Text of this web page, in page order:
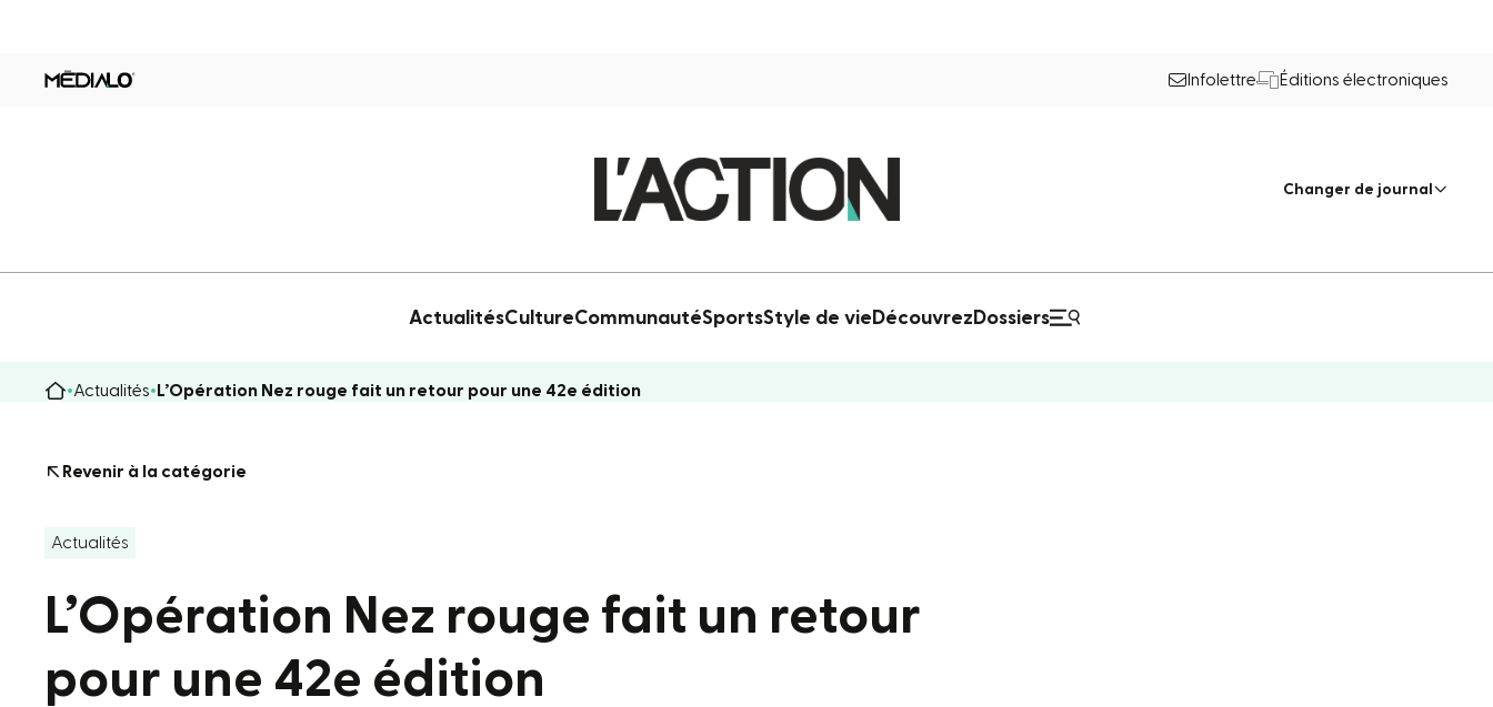
Infolettre Éditions électroniques
Changer de journal
ActualitésCultureCommunautéSportsStyle de vie Découvrez Dossiers
Actualités L’Opération Nez rouge fait un retour pour une 42e édition
Revenir à la catégorie
Actualités
L’Opération Nez rouge fait un retour
pour une 42e édition